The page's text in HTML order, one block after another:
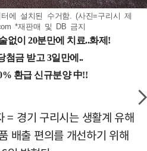
에 설치된 수거함. (사진=구리시 제
*재판매 및 DB 금지
= 경기 구리시는 생활계 유해
배출 편의를 개선하기 위해